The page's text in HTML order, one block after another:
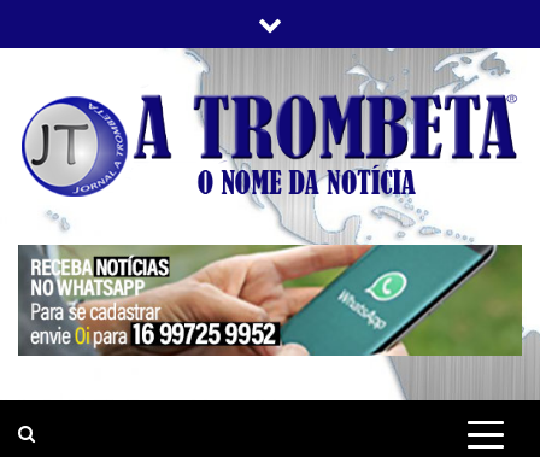
to
JORNAL A TROMBETA
O Nome da Notícia